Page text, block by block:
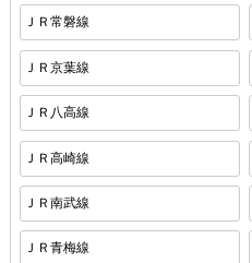
ＪＲ常磐線
ＪＲ京葉線
ＪＲ八高線
ＪＲ高崎線
ＪＲ南武線
ＪＲ青梅線